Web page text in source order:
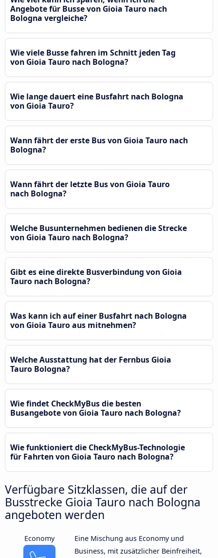
Angebote für Busse von Gioia Tauro nach
Bologna vergleiche?
Wie viele Busse fahren im Schnitt jeden Tag
von Gioia Tauro nach Bologna?
Wie lange dauert eine Busfahrt nach Bologna
von Gioia Tauro?
Wann fährt der erste Bus von Gioia Tauro nach
Bologna?
Wann fährt der letzte Bus von Gioia Tauro
nach Bologna?
Welche Busunternehmen bedienen die Strecke
von Gioia Tauro nach Bologna?
Gibt es eine direkte Busverbindung von Gioia
Tauro nach Bologna?
Was kann ich auf einer Busfahrt nach Bologna
von Gioia Tauro aus mitnehmen?
Welche Ausstattung hat der Fernbus Gioia
Tauro Bologna?
Wie findet CheckMyBus die besten
Busangebote von Gioia Tauro nach Bologna?
Wie funktioniert die CheckMyBus-Technologie
für Fahrten von Gioia Tauro nach Bologna?
Verfügbare Sitzklassen, die auf der
Busstrecke Gioia Tauro nach Bologna
angeboten werden
Economy
Eine Mischung aus Economy und
Business, mit zusätzlicher Beinfreiheit,